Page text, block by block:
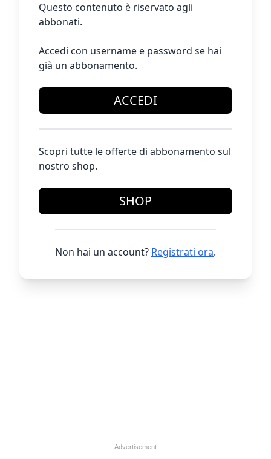
Questo contenuto è riservato agli
abbonati.
Accedi con username e password se hai
già un abbonamento.
ACCEDI
Scopri tutte le offerte di abbonamento sul
nostro shop.
SHOP
Non hai un account? Registrati ora.